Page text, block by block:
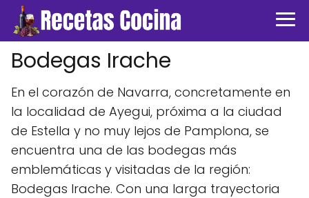
Bodegas Irache
En el corazón de Navarra, concretamente en
la localidad de Ayegui, próxima a la ciudad
de Estella y no muy lejos de Pamplona, se
encuentra una de las bodegas más
emblemáticas y visitadas de la región:
Bodegas Irache. Con una larga trayectoria